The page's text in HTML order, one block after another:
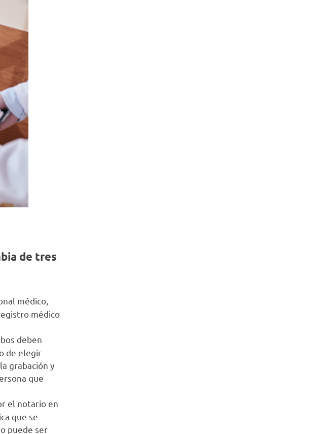
de tres
médico,
médico
deben
de elegir
grabación y
que
el notario en
que se
puede ser